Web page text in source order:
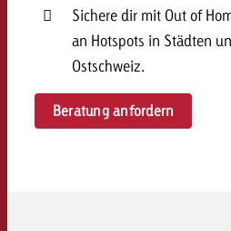
Sichere dir mit Out of
an Hotspots in Städten
Ostschweiz.
Beratung anfordern